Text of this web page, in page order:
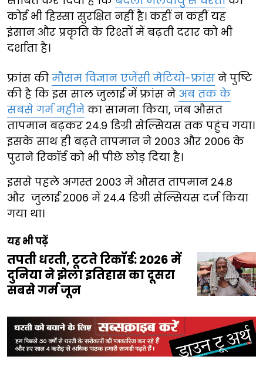
कोई भी हिस्सा सुरक्षित नहीं है। कहीं न कहीं यह
इंसान और प्रकृति के रिश्तों में बढ़ती दरार को भी
दर्शाता है।
फ्रांस की मौसम विज्ञान एजेंसी मेटियो-फ्रांस ने पुष्टि
की है कि इस साल जुलाई में फ्रांस ने अब तक के
सबसे गर्म महीने का सामना किया, जब औसत
तापमान बढ़कर 24.9 डिग्री सेल्सियस तक पहुंच गया।
इसके साथ ही बढ़ते तापमान ने 2003 और 2006 के
पुराने रिकॉर्ड को भी पीछे छोड़ दिया है।
इससे पहले अगस्त 2003 में औसत तापमान 24.8
और जुलाई 2006 में 24.4 डिग्री सेल्सियस दर्ज किया
गया था।
यह भी पढ़ें
तपती धरती, टूटते रिकॉर्ड: 2026 में
दुनिया ने झेला इतिहास का दूसरा
सबसे गर्म जून